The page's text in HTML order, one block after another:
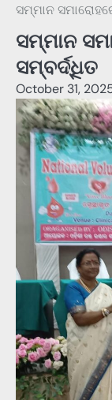
ସମ୍ମାନ
ସମ୍ମାନ
ସମ୍ବର୍ଦ୍ଧିତ
October 31,